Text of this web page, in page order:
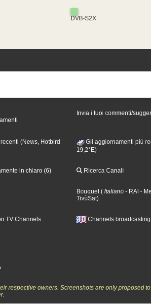
DVB-S2X
Invia i tuoi commenti/
(News, Hotbird
Gli aggiornamenti più
19,2°E)
in chiaro (6) Ricerca Canali
Bouquet ( Italiano - RAI -
TivùSat)
TV Channels Channels
respective owners. Screenshots are only proposed